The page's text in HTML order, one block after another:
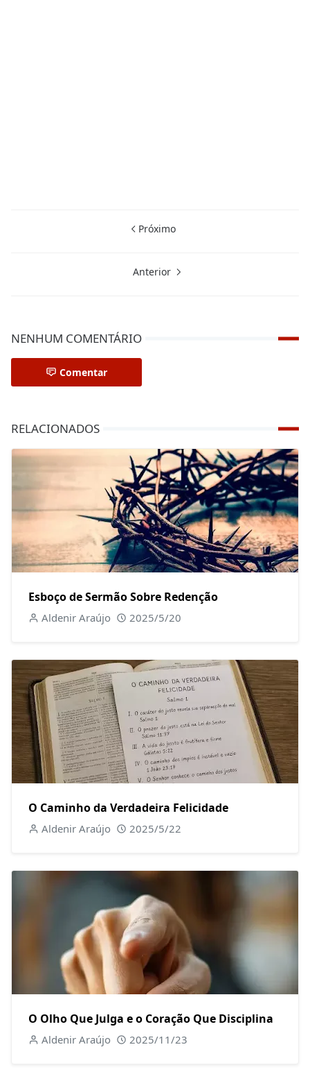
Próximo
Anterior
NENHUM COMENTÁRIO
Comentar
RELACIONADOS
Esboço de Sermão Sobre Redenção
Aldenir Araújo 2025/5/20
O Caminho da Verdadeira Felicidade
Aldenir Araújo 2025/5/22
O Olho Que Julga e o Coração Que Disciplina
Aldenir Araújo 2025/11/23